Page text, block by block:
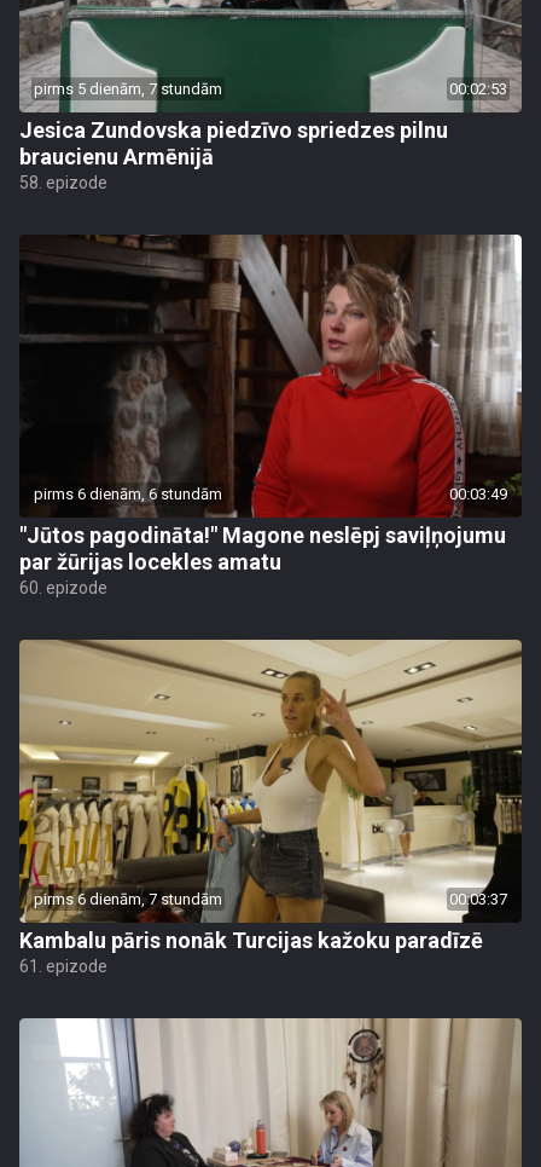
pirms 5 dienām, 7 stundām 00:02:53
Jesica Zundovska piedzīvo spriedzes pilnu
braucienu Armēnijā
58. epizode
pirms 6 dienām, 6 stundām 00:03:49
"Jūtos pagodināta!" Magone neslēpj saviļņojumu
par žūrijas locekles amatu
60. epizode
pirms 6 dienām, 7 stundām 00:03:37
Kambalu pāris nonāk Turcijas kažoku paradīzē
61. epizode